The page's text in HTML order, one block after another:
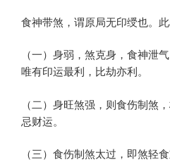
食神带煞，谓原局无印绶也。
（一）身弱，煞克身，食神泄
唯有印运最利，比劫亦利。
（二）身旺煞强，则食伤制煞
忌财运。
（三）食伤制煞太过，即煞轻